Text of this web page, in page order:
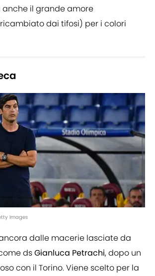
il grande amore
dai tifosi) per i colori
Images
dalle macerie lasciate da
dsGianluca Petrachi, dopo un
con il Torino. Viene scelto per la